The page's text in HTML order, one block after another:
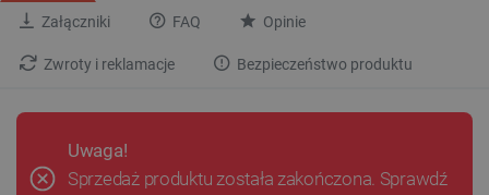
Załączniki FAQ Opinie
Zwroty i reklamacje Bezpieczeństwo produktu
Uwaga!
Sprzedaż produktu została zakończona. Sprawdź